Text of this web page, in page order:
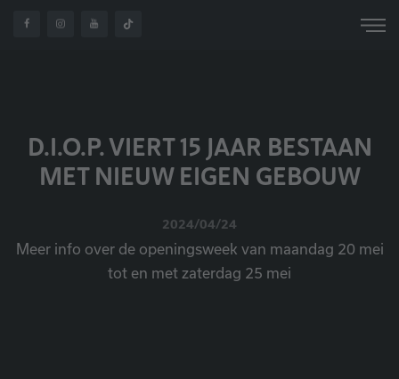
OVER
D.I.O.P. VIERT 15 JAAR BESTAAN
MET NIEUW EIGEN GEBOUW
2024/04/24
Meer info over de openingsweek van maandag 20 mei
tot en met zaterdag 25 mei